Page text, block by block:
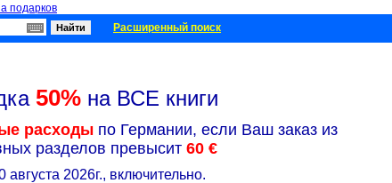
подарков
Расширенный поиск
50%на ВСЕ книги
расходыпо Германии, если Ваш заказ из
разделов превысит 60 €
августа 2026г., включительно.